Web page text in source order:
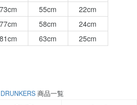
73cm 55cm
22cm
77cm 58cm
24cm
81cm 63cm 25cm
商品一覧